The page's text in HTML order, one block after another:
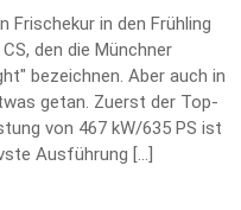
in den Frühling
den die Münchner
bezeichnen. Aber auch in
getan. Zuerst der Top-
von 467 kW/635 PS ist
Ausführung […]